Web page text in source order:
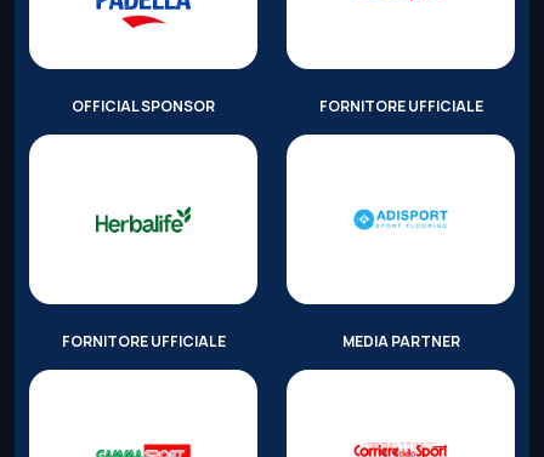
OFFICIAL SPONSOR FORNITORE UFFICIALE
FORNITORE UFFICIALE MEDIA PARTNER